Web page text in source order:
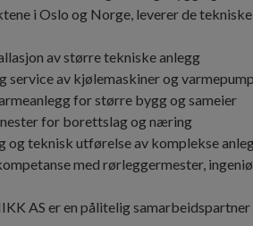
i Oslo og Norge, leverer de
av større tekniske anlegg
service av kjølemaskiner og
for større bygg og sameier
for borettslag og næring
og teknisk utførelse av komplekse
med rørleggermester,
AS er en pålitelig